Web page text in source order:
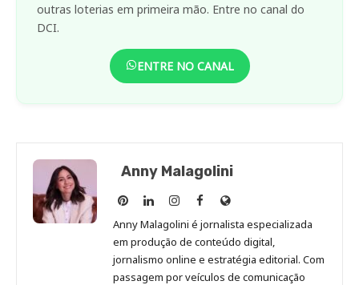
outras loterias em primeira mão. Entre no canal do
DCI.
ENTRE NO CANAL
Anny Malagolini
Anny
Malagolini
no
Pinterest
Anny
Malagolini
no
LinkedIn
Anny
Malagolini
no
Instagram
Anny
Malagolini
no
Facebook
Site
de
Anny
Malagolini
Anny Malagolini é jornalista especializada
em produção de conteúdo digital,
jornalismo online e estratégia editorial. Com
passagem por veículos de comunicação